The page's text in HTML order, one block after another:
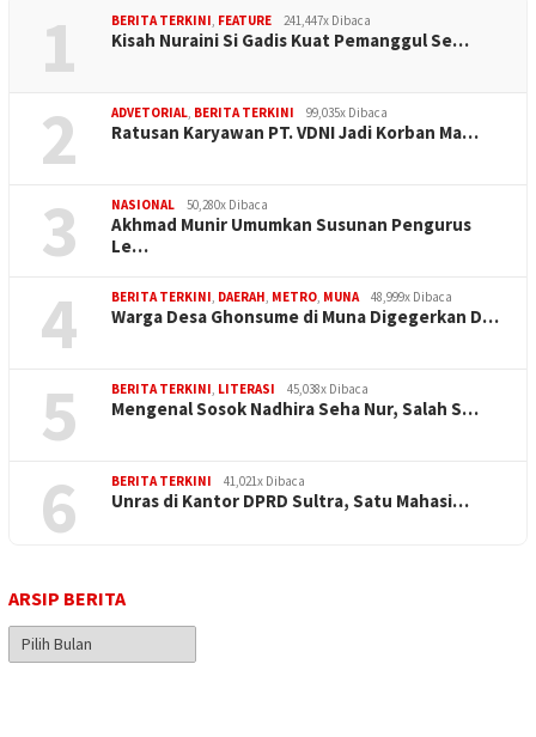
1 BERITA TERKINI, FEATURE 241,447x Dibaca
Kisah Nuraini Si Gadis Kuat Pemanggul Se…
2 ADVETORIAL, BERITA TERKINI 99,035x Dibaca
Ratusan Karyawan PT. VDNI Jadi Korban Ma…
3 NASIONAL 50,280x Dibaca
Akhmad Munir Umumkan Susunan Pengurus
Le…
4 BERITA TERKINI, DAERAH, METRO, MUNA 48,999x Dibaca
Warga Desa Ghonsume di Muna Digegerkan D…
5 BERITA TERKINI, LITERASI 45,038x Dibaca
Mengenal Sosok Nadhira Seha Nur, Salah S…
6 BERITA TERKINI 41,021x Dibaca
Unras di Kantor DPRD Sultra, Satu Mahasi…
ARSIP BERITA
Arsip
Berita